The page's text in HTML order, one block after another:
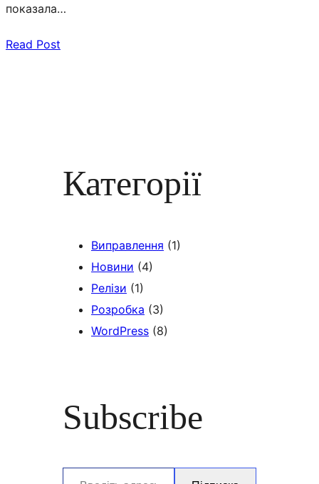
показала…
Read Post
Категорії
Виправлення (1)
Новини (4)
Релізи (1)
Розробка (3)
WordPress (8)
Subscribe
Введіть адресу електронної пошти…